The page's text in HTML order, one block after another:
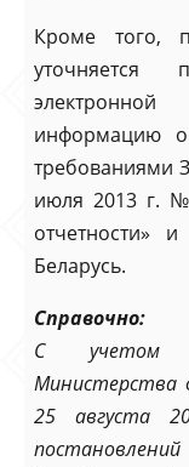
Кроме того,
уточняется
информацию о
требованиями
июля 2013 г. №
отчетности»
Беларусь.
Справочно:
С учетом
Министерства
25 августа